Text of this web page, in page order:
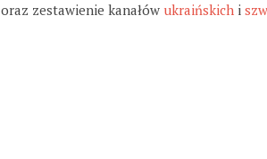
oraz zestawienie kanałów ukraińskich i